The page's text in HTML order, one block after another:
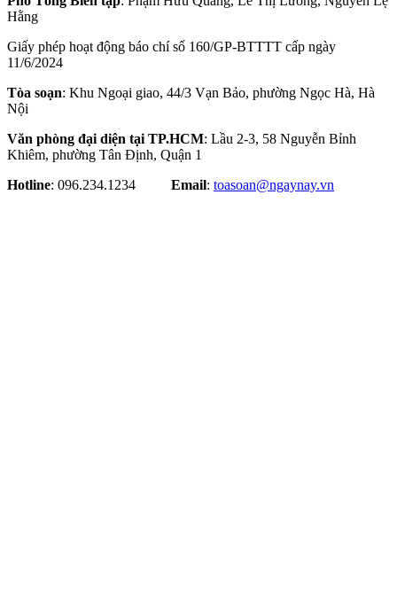
Hằng
Giấy phép hoạt động báo chí số 160/GP-BTTTT cấp ngày
11/6/2024
Tòa soạn: Khu Ngoại giao, 44/3 Vạn Bảo, phường Ngọc Hà, Hà
Nội
Văn phòng đại diện tại TP.HCM: Lầu 2-3, 58 Nguyễn Bỉnh
Khiêm, phường Tân Định, Quận 1
Hotline: 096.234.1234 Email: toasoan@ngaynay.vn